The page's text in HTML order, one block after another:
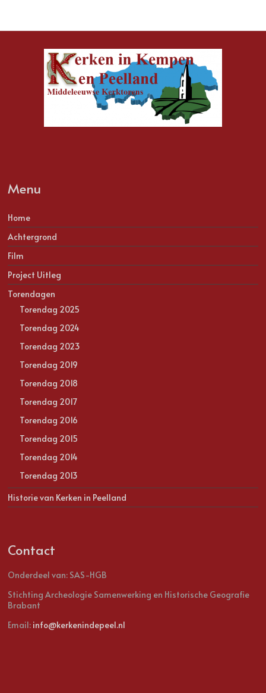
Menu
Home
Achtergrond
Film
Project Uitleg
Torendagen
Torendag 2025
Torendag 2024
Torendag 2023
Torendag 2019
Torendag 2018
Torendag 2017
Torendag 2016
Torendag 2015
Torendag 2014
Torendag 2013
Historie van Kerken in Peelland
Contact
Onderdeel van: SAS-HGB
Stichting Archeologie Samenwerking en Historische Geografie
Brabant
Email: info@kerkenindepeel.nl